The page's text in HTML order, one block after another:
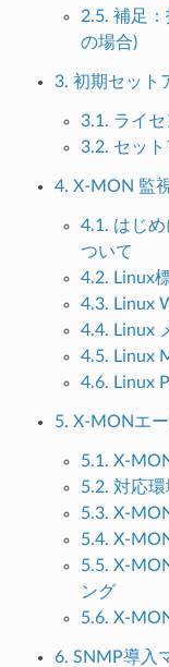
2.5. 補足
の場合)
3. 初期セット
3.1. ライ
3.2. セッ
4. X-MON 監
4.1. はじ
ついて
4.2. Linux
4.3. Linux
4.4. Linux
4.5. Linux
4.6. Linux
5. X-MONエ
5.1. X-
5.2. 対応環
5.3. X-
5.4. X-
5.5. X-
ング
5.6. X-
6. SNMP導入